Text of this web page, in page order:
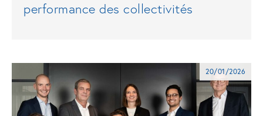
performance des collectivités
20/01/2026